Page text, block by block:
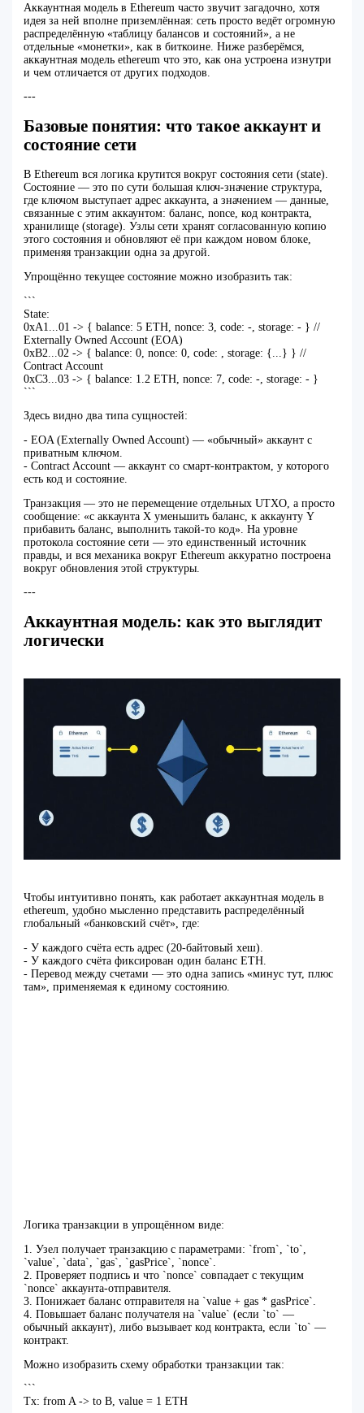
Аккаунтная модель в Ethereum часто звучит загадочно, хотя
идея за ней вполне приземлённая: сеть просто ведёт огромную
распределённую «таблицу балансов и состояний», а не
отдельные «монетки», как в биткоине. Ниже разберёмся,
аккаунтная модель ethereum что это, как она устроена изнутри
и чем отличается от других подходов.
---
Базовые понятия: что такое аккаунт и
состояние сети
В Ethereum вся логика крутится вокруг состояния сети (state).
Состояние — это по сути большая ключ‑значение структура,
где ключом выступает адрес аккаунта, а значением — данные,
связанные с этим аккаунтом: баланс, nonce, код контракта,
хранилище (storage). Узлы сети хранят согласованную копию
этого состояния и обновляют её при каждом новом блоке,
применяя транзакции одна за другой.
Упрощённо текущее состояние можно изобразить так:
```
State:
0xA1...01 -> { balance: 5 ETH, nonce: 3, code: -, storage: - } //
Externally Owned Account (EOA)
0xB2...02 -> { balance: 0, nonce: 0, code:
, storage: {...} } //
Contract Account
0xC3...03 -> { balance: 1.2 ETH, nonce: 7, code: -, storage: - }
```
Здесь видно два типа сущностей:
- EOA (Externally Owned Account) — «обычный» аккаунт с
приватным ключом.
- Contract Account — аккаунт со смарт‑контрактом, у которого
есть код и состояние.
Транзакция — это не перемещение отдельных UTXO, а просто
сообщение: «с аккаунта X уменьшить баланс, к аккаунту Y
прибавить баланс, выполнить такой‑то код». На уровне
протокола состояние сети — это единственный источник
правды, и вся механика вокруг Ethereum аккуратно построена
вокруг обновления этой структуры.
---
Аккаунтная модель: как это выглядит
логически
Чтобы интуитивно понять, как работает аккаунтная модель в
ethereum, удобно мысленно представить распределённый
глобальный «банковский счёт», где:
- У каждого счёта есть адрес (20‑байтовый хеш).
- У каждого счёта фиксирован один баланс ETH.
- Перевод между счетами — это одна запись «минус тут, плюс
там», применяемая к единому состоянию.
Логика транзакции в упрощённом виде:
1. Узел получает транзакцию с параметрами: `from`, `to`,
`value`, `data`, `gas`, `gasPrice`, `nonce`.
2. Проверяет подпись и что `nonce` совпадает с текущим
`nonce` аккаунта‑отправителя.
3. Понижает баланс отправителя на `value + gas * gasPrice`.
4. Повышает баланс получателя на `value` (если `to` —
обычный аккаунт), либо вызывает код контракта, если `to` —
контракт.
Можно изобразить схему обработки транзакции так:
```
Tx: from A -> to B, value = 1 ETH